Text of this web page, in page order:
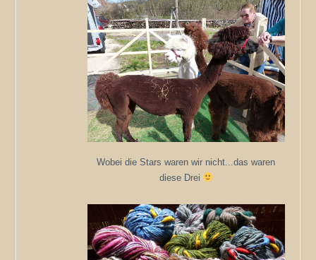
Wobei die Stars waren wir nicht...das waren
diese Drei